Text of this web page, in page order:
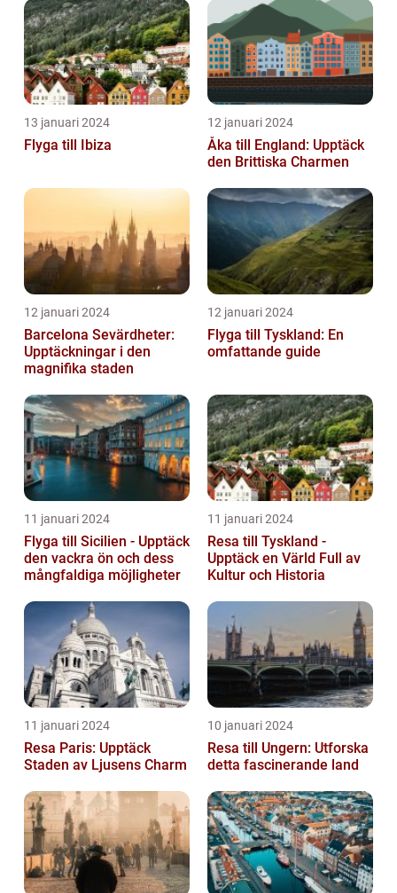
13 januari 2024
Flyga till Ibiza
12 januari 2024
Åka till England: Upptäck
den Brittiska Charmen
12 januari 2024
Barcelona Sevärdheter:
Upptäckningar i den
magnifika staden
12 januari 2024
Flyga till Tyskland: En
omfattande guide
11 januari 2024
Flyga till Sicilien - Upptäck
den vackra ön och dess
mångfaldiga möjligheter
11 januari 2024
Resa till Tyskland -
Upptäck en Värld Full av
Kultur och Historia
11 januari 2024
Resa Paris: Upptäck
Staden av Ljusens Charm
10 januari 2024
Resa till Ungern: Utforska
detta fascinerande land